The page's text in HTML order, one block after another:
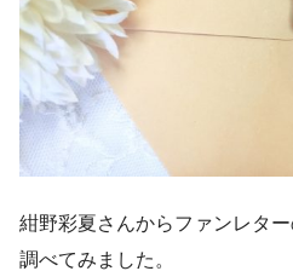
紺野彩夏さんからファンレタ
調べてみました。